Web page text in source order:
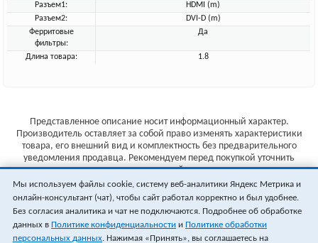
Разъем1:
HDMI (m)
Разъем2:
DVI-D (m)
Ферритовые
фильтры:
Да
Длина товара: 1.8
Представленное описание носит информационный характер.
Производитель оставляет за собой право изменять характеристики
товара, его внешний вид и комплектность без предварительного
уведомления продавца. Рекомендуем перед покупкой уточнить
характеристики товара на сайте производителя.
Указанные цены не являются публичной офертой (ст.435 ГК РФ).
Стоимость и наличие товара уточняйте у менеджера.
Мы используем файлы cookie, систему веб-аналитики Яндекс Метрика и
онлайн-консультант (чат), чтобы сайт работал корректно и был удобнее.
Без согласия аналитика и чат не подключаются. Подробнее об обработке
данных в Политике конфиденциальности и Политике обработки
персональных данных. Нажимая «Принять», вы соглашаетесь на